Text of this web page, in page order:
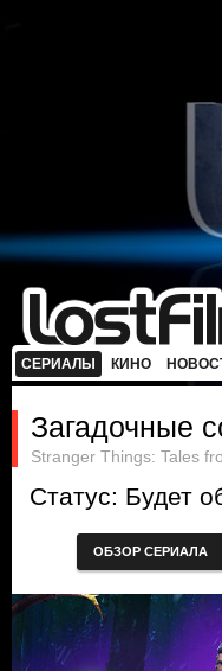
СЕРИАЛЫ КИНО
Загадочные
Stranger Things: Tales
Статус: Будет
ОБЗОР СЕРИАЛА